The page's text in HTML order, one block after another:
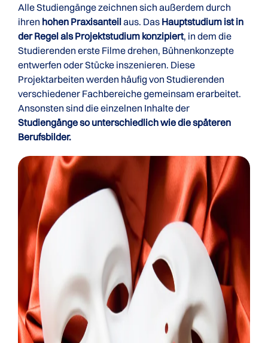
Alle Studiengänge zeichnen sich außerdem durch
ihren hohen Praxisanteilaus. Das Hauptstudium ist in
der Regel als Projektstudium konzipiert, in dem die
Studierenden erste Filme drehen, Bühnenkonzepte
entwerfen oder Stücke inszenieren. Diese
Projektarbeiten werden häufig von Studierenden
verschiedener Fachbereiche gemeinsam erarbeitet.
Ansonsten sind die einzelnen Inhalte der
Studiengänge so unterschiedlich wie die späteren
Berufsbilder.